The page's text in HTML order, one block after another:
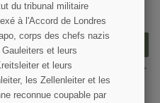
moment. Vous trouverez pour
les conditions d'utilisation
du tribunal militaire
à l'Accord de Londres
corps des chefs nazis
et leurs
et leurs
les Zellenleiter et les
reconnue coupable par